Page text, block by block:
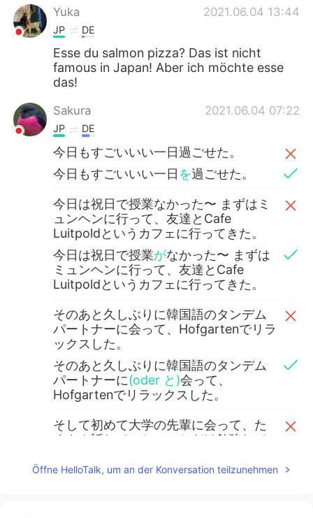
Yuka 2021.06.04 13:44
JP DE
Esse du salmon pizza? Das ist nicht
famous in Japan! Aber ich möchte esse
das!
Sakura 2021.06.04 07:22
JP DE
今日もすごいいい一日過ごせた。
今日もすごいいい一日 を過ごせた。
今日は祝日で授業なかった〜 まずはミ
ュンヘンに行って、友達とCafe
Luitpoldというカフェに行ってきた。
今日は祝日で授業がなかった〜 まずは
ミュンヘンに行って、友達とCafe
Luitpoldというカフェに行ってきた。
そのあと久しぶりに韓国語のタンデム
パートナーに会って、Hofgartenでリラ
ックスした。
そのあと久しぶりに韓国語のタンデム
パートナーに(oder と)会って、
Hofgartenでリラックスした。
そして初めて大学の先輩に会って、た
くさん話して、ちょっとだけ勉強して
そして(初めて) 大学の先輩に会って、た
Öffne HelloTalk, um an der Konversation teilzunehmen